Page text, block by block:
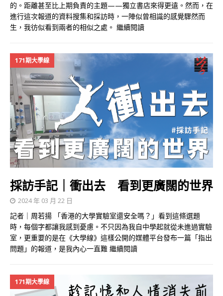
的。距離甚至比上期負責的主題——獨立書店來得更遠。然而，在
進行這次報道的資料搜集和採訪時，一陣似曾相識的感覺驟然而
生，我彷似看到兩者的相似之處。 繼續閱讀
171期大學線
採訪手記｜衝出去 看到更廣闊的世界
2024 年 03 月 22 日
記者｜周若揚 「香港的大學實驗室還安全嗎？」看到這條選題
時，每個字都讓我感到憂慮。不只因為我自中學起就從未進過實驗
室，更重要的是在《大學線》這樣公開的媒體平台發布一篇「指出
問題」的報道，是我內心一直難 繼續閱讀
171期大學線